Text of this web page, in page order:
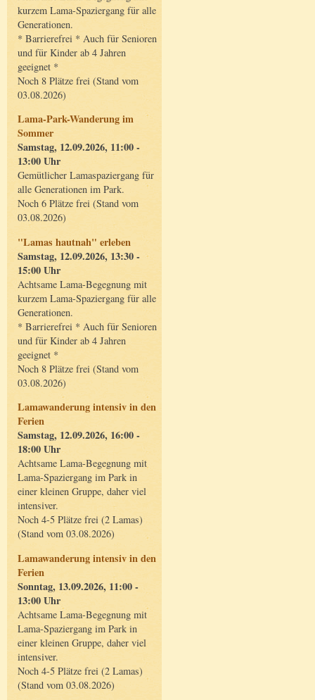
kurzem Lama-Spaziergang für alle
Generationen.
* Barrierefrei * Auch für Senioren
und für Kinder ab 4 Jahren
geeignet *
Noch 8 Plätze frei (Stand vom
03.08.2026)
Lama-Park-Wanderung im
Sommer
Samstag, 12.09.2026, 11:00 -
13:00 Uhr
Gemütlicher Lamaspaziergang für
alle Generationen im Park.
Noch 6 Plätze frei (Stand vom
03.08.2026)
"Lamas hautnah" erleben
Samstag, 12.09.2026, 13:30 -
15:00 Uhr
Achtsame Lama-Begegnung mit
kurzem Lama-Spaziergang für alle
Generationen.
* Barrierefrei * Auch für Senioren
und für Kinder ab 4 Jahren
geeignet *
Noch 8 Plätze frei (Stand vom
03.08.2026)
Lamawanderung intensiv in den
Ferien
Samstag, 12.09.2026, 16:00 -
18:00 Uhr
Achtsame Lama-Begegnung mit
Lama-Spaziergang im Park in
einer kleinen Gruppe, daher viel
intensiver.
Noch 4-5 Plätze frei (2 Lamas)
(Stand vom 03.08.2026)
Lamawanderung intensiv in den
Ferien
Sonntag, 13.09.2026, 11:00 -
13:00 Uhr
Achtsame Lama-Begegnung mit
Lama-Spaziergang im Park in
einer kleinen Gruppe, daher viel
intensiver.
Noch 4-5 Plätze frei (2 Lamas)
(Stand vom 03.08.2026)